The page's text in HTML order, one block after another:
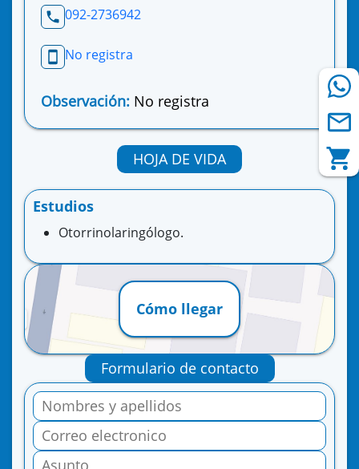
092-2736942
No registra
Observación: No registra
HOJA DE VIDA
Estudios
Otorrinolaringólogo.
Cómo llegar
Formulario de contacto